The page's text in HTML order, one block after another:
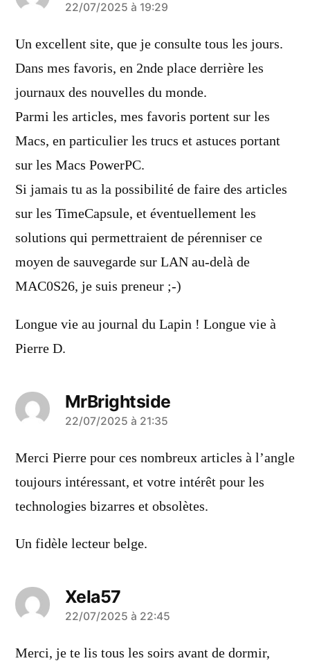
a
dit :
22/07/2025 à 19:29
Un excellent site, que je consulte tous les jours.
Dans mes favoris, en 2nde place derrière les
journaux des nouvelles du monde.
Parmi les articles, mes favoris portent sur les
Macs, en particulier les trucs et astuces portant
sur les Macs PowerPC.
Si jamais tu as la possibilité de faire des articles
sur les TimeCapsule, et éventuellement les
solutions qui permettraient de pérenniser ce
moyen de sauvegarde sur LAN au-delà de
MAC0S26, je suis preneur ;-)
Longue vie au journal du Lapin ! Longue vie à
Pierre D.
MrBrightside
a
dit :
22/07/2025 à 21:35
Merci Pierre pour ces nombreux articles à l’angle
toujours intéressant, et votre intérêt pour les
technologies bizarres et obsolètes.
Un fidèle lecteur belge.
Xela57
a
dit :
22/07/2025 à 22:45
Merci, je te lis tous les soirs avant de dormir,